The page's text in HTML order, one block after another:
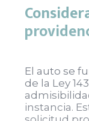
El auto se
de la Ley
instancia.